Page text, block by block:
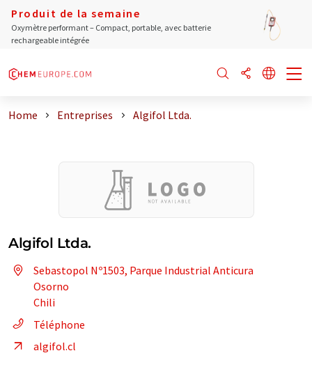
Produit de la semaine
Oxymètre performant – Compact, portable, avec batterie
rechargeable intégrée
Home Entreprises Algifol Ltda.
Algifol Ltda.
Sebastopol Nº1503, Parque Industrial Anticura
Osorno
Chili
Téléphone
algifol.cl